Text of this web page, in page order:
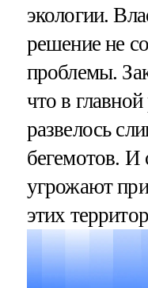
экологии.
решение не
проблемы.
что в
развелось
бегемотов. И
угрожают
этих